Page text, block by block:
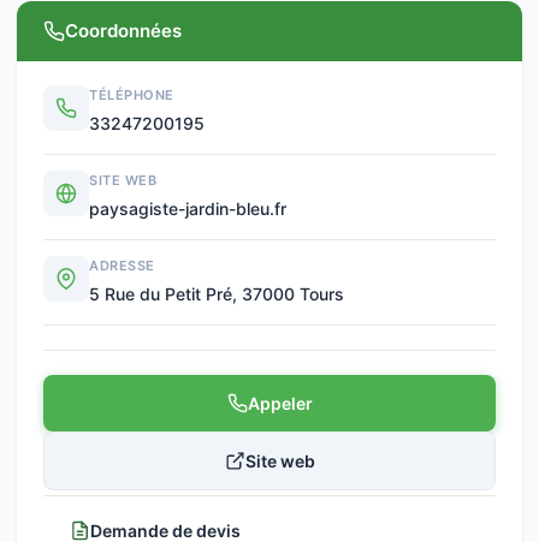
Coordonnées
TÉLÉPHONE
33247200195
SITE WEB
paysagiste-jardin-bleu.fr
ADRESSE
5 Rue du Petit Pré, 37000 Tours
Appeler
Site web
Demande de devis